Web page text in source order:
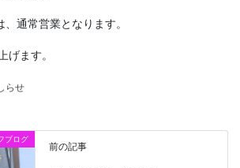
通常営業となります。
げます。
らせ
ブログ
前の記事